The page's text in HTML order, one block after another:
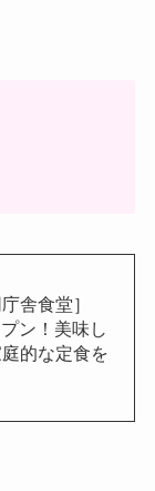
舎食堂］
ン！美味し
的な定食を